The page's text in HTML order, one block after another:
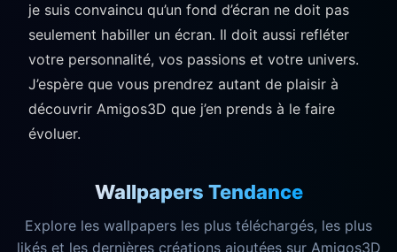
je suis convaincu qu’un fond d’écran ne doit pas
seulement habiller un écran. Il doit aussi refléter
votre personnalité, vos passions et votre univers.
J’espère que vous prendrez autant de plaisir à
découvrir Amigos3D que j’en prends à le faire
évoluer.
Wallpapers Tendance
Explore les wallpapers les plus téléchargés, les plus
likés et les dernières créations ajoutées sur Amigos3D